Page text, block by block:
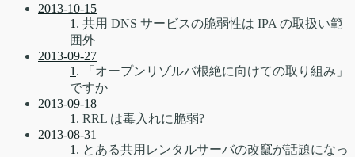
2013-10-15
1 . 共用 DNS サービスの脆弱性は IPA の取扱い範
囲外
2013-09-27
1 . 「オープンリゾルバ根絶に向けての取り組み」
ですか
2013-09-18
1 . RRL は毒入れに脆弱?
2013-08-31
1 . とある共用レンタルサーバの改竄が話題になっ